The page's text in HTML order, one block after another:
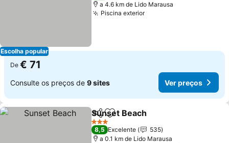
Escolha popular
a 4.6 km de Lido Marausa
Piscina exteriorVer preços
De € 71
Consulte os preços de 9 sites Ver preços
PartilharAdicionar aos favoritos
Sunset Beach
3 Estrelas
8,5 Excelente
535
a 0.1 km de Lido Marausa